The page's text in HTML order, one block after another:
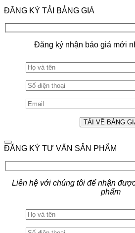
ĐĂNG KÝ TẢI BẢNG GIÁ
Đăng ký nhận báo giá mới
ĐĂNG KÝ TƯ VẤN SẢN PHẨM
Liên hệ với chúng tôi để nhận
phẩm